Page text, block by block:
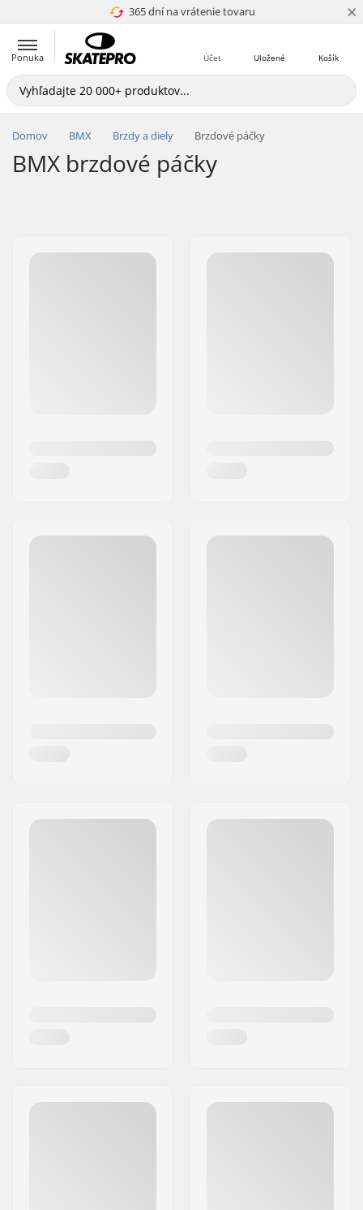
365 dní na vrátenie tovaru
4.8 z 5 ×
Ponuka Košík
Uložené
Účet
Domov BMX Brzdy a diely Brzdové páčky
BMX brzdové páčky